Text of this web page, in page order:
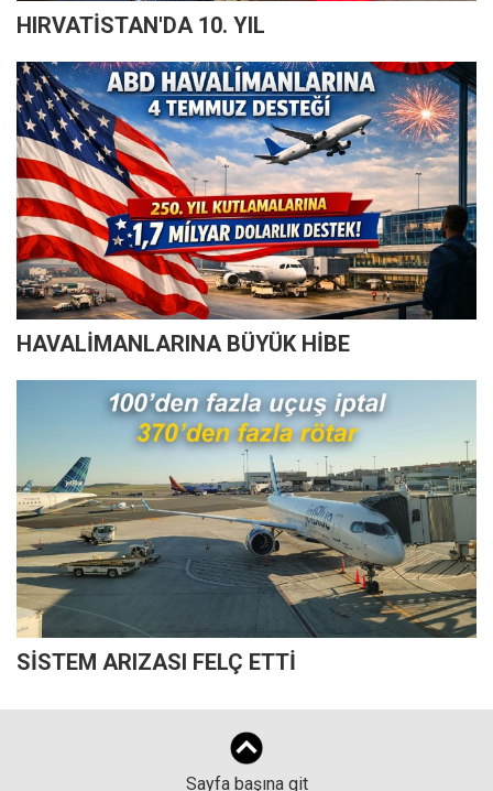
HIRVATİSTAN'DA 10. YIL
HAVALİMANLARINA BÜYÜK HİBE
SİSTEM ARIZASI FELÇ ETTİ
Sayfa başına git